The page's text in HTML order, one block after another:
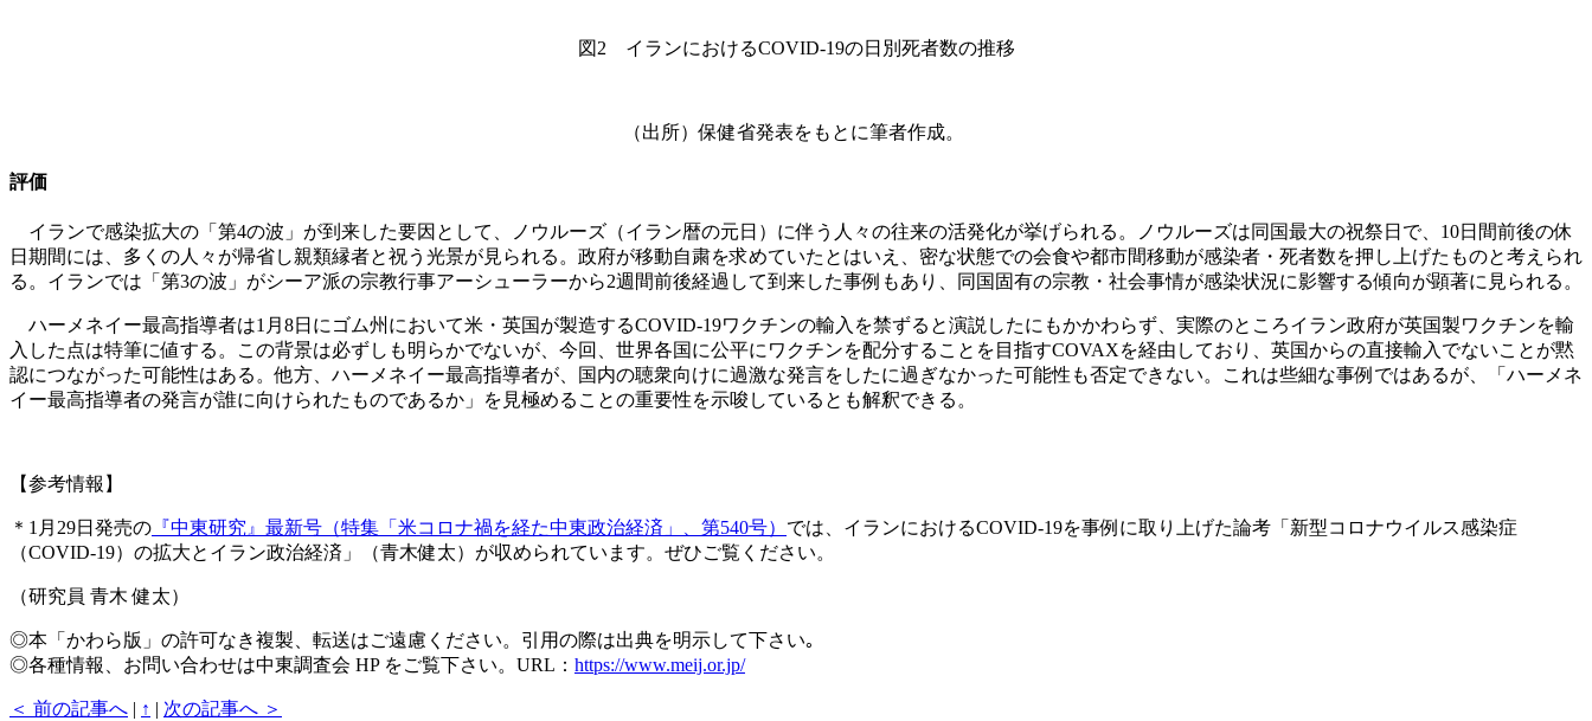
図2 イランにおけるCOVID-19の日別死者数の推移
（出所）保健省発表をもとに筆者作成。
評価
イランで感染拡大の「第4の波」が到来した要因として、ノウルーズ（イラン暦の元日）に伴う人々の往来の活発化が挙げられる。ノウルーズは同国最大の祝祭日で、10日間前後の休
日期間には、多くの人々が帰省し親類縁者と祝う光景が見られる。政府が移動自粛を求めていたとはいえ、密な状態での会食や都市間移動が感染者・死者数を押し上げたものと考えられ
る。イランでは「第3の波」がシーア派の宗教行事アーシューラーから2週間前後経過して到来した事例もあり、同国固有の宗教・社会事情が感染状況に影響する傾向が顕著に見られる。
ハーメネイー最高指導者は1月8日にゴム州において米・英国が製造するCOVID-19ワクチンの輸入を禁ずると演説したにもかかわらず、実際のところイラン政府が英国製ワクチンを輸
入した点は特筆に値する。この背景は必ずしも明らかでないが、今回、世界各国に公平にワクチンを配分することを目指すCOVAXを経由しており、英国からの直接輸入でないことが黙
認につながった可能性はある。他方、ハーメネイー最高指導者が、国内の聴衆向けに過激な発言をしたに過ぎなかった可能性も否定できない。これは些細な事例ではあるが、「ハーメネ
イー最高指導者の発言が誰に向けられたものであるか」を見極めることの重要性を示唆しているとも解釈できる。
【参考情報】
＊1月29日発売の 『中東研究』最新号（特集「米コロナ禍を経た中東政治経済」、第540号） では、イランにおけるCOVID-19を事例に取り上げた論考「新型コロナウイルス感染症
（COVID-19）の拡大とイラン政治経済」（青木健太）が収められています。ぜひご覧ください。
（研究員 青木 健太）
◎本「かわら版」の許可なき複製、転送はご遠慮ください。引用の際は出典を明示して下さい｡
◎各種情報、お問い合わせは中東調査会 HP をご覧下さい。URL： https://www.meij.or.jp/
＜ 前の記事へ | ↑ | 次の記事へ ＞